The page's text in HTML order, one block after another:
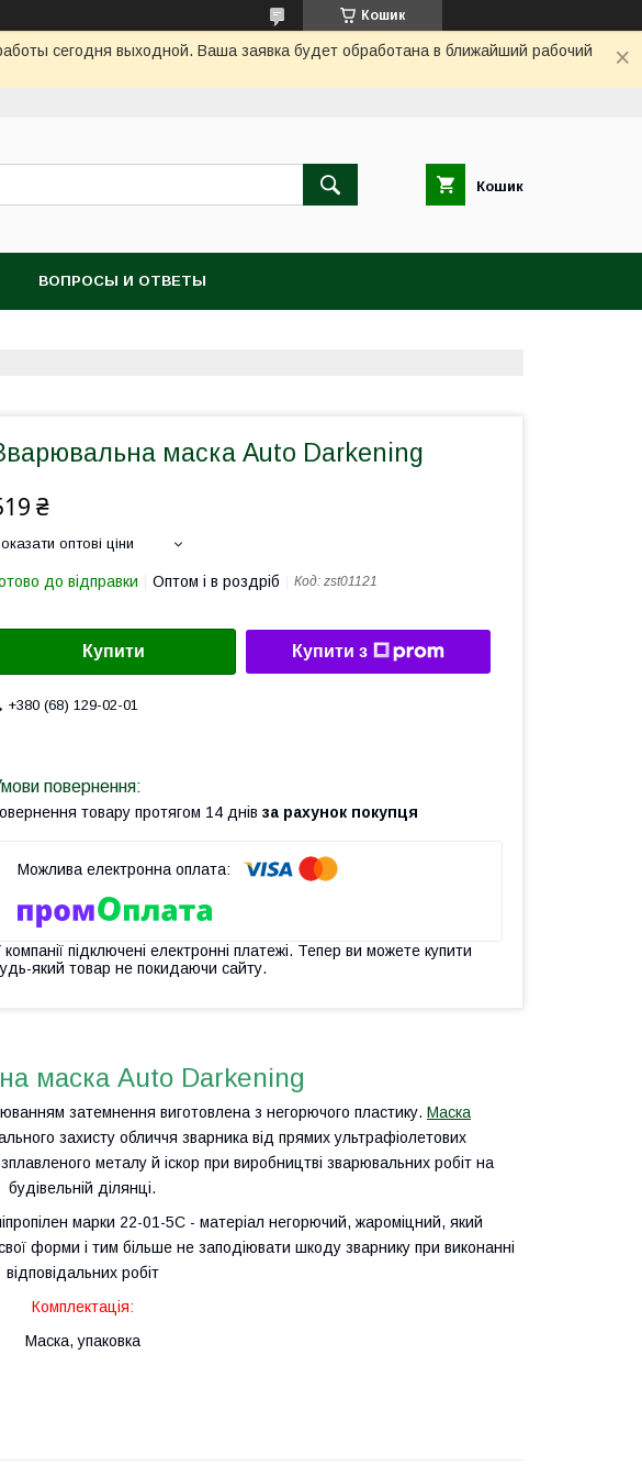
Кошик
сегодня выходной. Ваша заявка будет обработана в ближайший рабочий
Кошик
ВОПРОСЫ И ОТВЕТЫ
маска Auto Darkening
₴
оптові ціни
до відправки Оптом і в роздріб Код: zst01121
Купити Купити з
+380 (68) 129-02-01
товару протягом 14 днів за рахунок покупця
компанії підключені електронні платежі. Тепер ви можете купити
який товар не покидаючи сайту.
маска Auto Darkening
затемнення виготовлена з негорючого пластику. Маска
захисту обличчя зварника від прямих ультрафіолетових
металу й іскор при виробництві зварювальних робіт на
будівельній ділянці.
марки 22-01-5С - матеріал негорючий, жароміцний, який
форми і тим більше не заподіювати шкоду зварнику при виконанні
відповідальних робіт
Комплектація:
Маска, упаковка